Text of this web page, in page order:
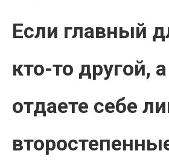
Если главный
кто-то другой,
отдаете себе